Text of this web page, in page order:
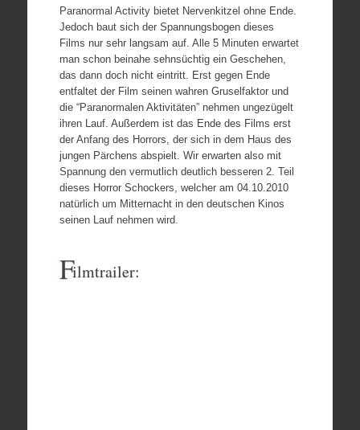
Paranormal Activity bietet Nervenkitzel ohne Ende.
Jedoch baut sich der Spannungsbogen dieses
Films nur sehr langsam auf. Alle 5 Minuten erwartet
man schon beinahe sehnsüchtig ein Geschehen,
das dann doch nicht eintritt. Erst gegen Ende
entfaltet der Film seinen wahren Gruselfaktor und
die “Paranormalen Aktivitäten” nehmen ungezügelt
ihren Lauf. Außerdem ist das Ende des Films erst
der Anfang des Horrors, der sich in dem Haus des
jungen Pärchens abspielt. Wir erwarten also mit
Spannung den vermutlich deutlich besseren 2. Teil
dieses Horror Schockers, welcher am 04.10.2010
natürlich um Mitternacht in den deutschen Kinos
seinen Lauf nehmen wird.
Filmtrailer: